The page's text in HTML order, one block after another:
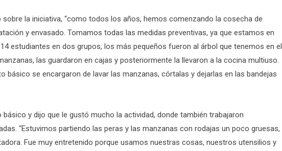
la iniciativa, “como todos los años, hemos comenzando la cosecha de
y envasado. Tomamos todas las medidas preventivas, ya que estamos en
estudiantes en dos grupos, los más pequeños fueron al árbol que tenemos en el
las guardaron en cajas y posteriormente la llevaron a la cocina multiuso.
básico se encargaron de lavar las manzanas, córtalas y dejarlas en las bandejas
y dijo que le gustó mucho la actividad, donde también trabajaron
“Estuvimos partiendo las peras y las manzanas con rodajas un poco gruesas,
Fue muy entretenido porque usamos nuestras cosas, nuestros utensilios y